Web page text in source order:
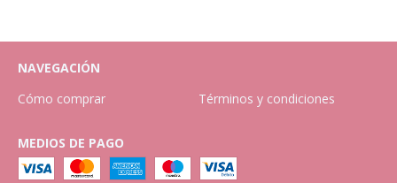
NAVEGACIÓN
Cómo comprar
Términos y condiciones
MEDIOS DE PAGO